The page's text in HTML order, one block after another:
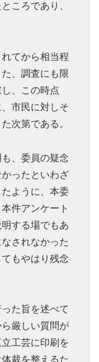
ころであり、
てから相当程
、調査にも限
、この時点
市民に対しそ
次第である。
、委員の疑念
ったといわざ
ように、本委
件アンケート
する場でもあ
されなかった
もやはり残念
た旨を述べて
厳しい質問が
工芸に印刷を
裁を整えるた